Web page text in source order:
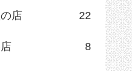
店 22
8